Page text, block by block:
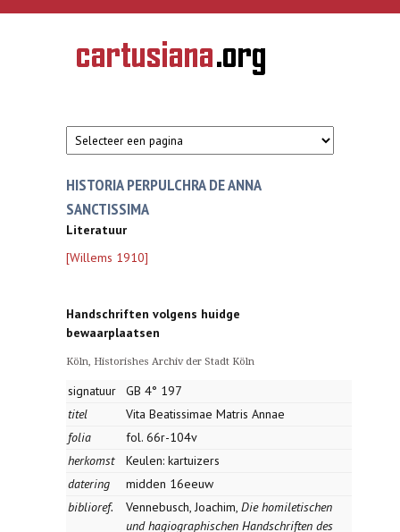
Overslaan en naar de inhoud gaan
CARTUSIANA
Geschiedenis
van de
HISTORIA PERPULCHRA DE ANNA
SANCTISSIMA
Literatuur
[Willems 1910]
Handschriften volgens huidge
bewaarplaatsen
Köln, Historishes Archiv der Stadt Köln
signatuur
GB 4° 197
titel
Vita Beatissimae Matris Annae
folia
fol. 66r-104v
herkomst
Keulen: kartuizers
datering
midden 16eeuw
biblioref.
Vennebusch, Joachim, Die homiletischen
und hagiographischen Handschriften des